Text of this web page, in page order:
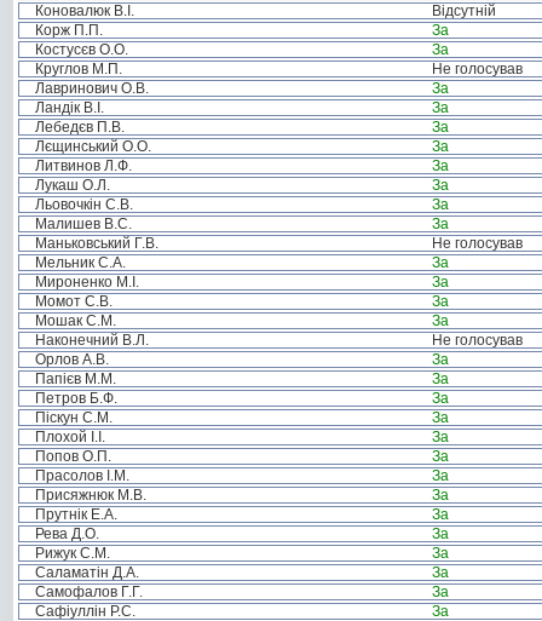
Коновалюк В.І.
Відсутній
Корж П.П.
За
Костусєв О.О.
За
Круглов М.П.
Не голосував
Лавринович О.В.
За
Ландік В.І.
За
Лебедєв П.В.
За
Лєщинський О.О.
За
Литвинов Л.Ф.
За
Лукаш О.Л.
За
Льовочкін С.В.
За
Малишев В.С.
За
Маньковський Г.В.
Не голосував
Мельник С.А.
За
Мироненко М.І.
За
Момот С.В.
За
Мошак С.М.
За
Наконечний В.Л.
Не голосував
Орлов А.В.
За
Папієв М.М.
За
Петров Б.Ф.
За
Піскун С.М.
За
Плохой І.І.
За
Попов О.П.
За
Прасолов І.М.
За
Присяжнюк М.В.
За
Прутнік Е.А.
За
Рева Д.О.
За
Рижук С.М.
За
Саламатін Д.А.
За
Самофалов Г.Г.
За
Сафіуллін Р.С.
За